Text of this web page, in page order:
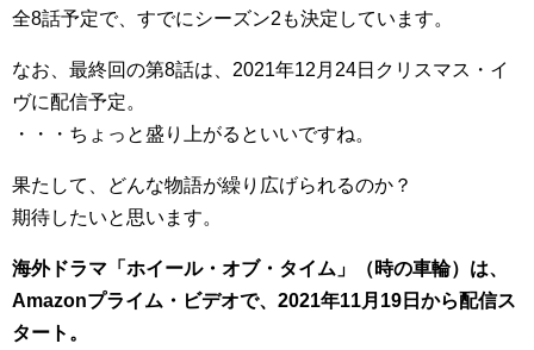
全8話予定で、すでにシーズン2も決定しています。
なお、最終回の第8話は、2021年12月24日クリスマス・イ
ヴに配信予定。
・・・ちょっと盛り上がるといいですね。
果たして、どんな物語が繰り広げられるのか？
期待したいと思います。
海外ドラマ「ホイール・オブ・タイム」（時の車輪）は、
Amazonプライム・ビデオで、2021年11月19日から配信ス
タート。